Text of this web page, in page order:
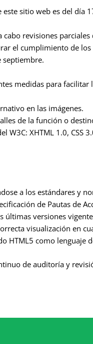
sitio web es del día
cabo revisiones
el cumplimiento de
septiembre.
medidas para facilitar
en las imágenes.
de la función o
W3C: XHTML 1.0, CSS
a los estándares y
de Pautas de
últimas versiones
visualización en
HTML5 como lenguaje
de auditoría y